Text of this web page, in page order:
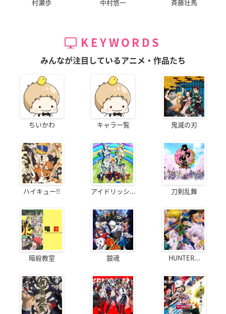
村瀬歩 中村悠一 斉藤壮馬
KEYWORDS
みんなが注目しているアニメ・作品たち
ちいかわ キャラ一覧 鬼滅の刃
ハイキュー!! アイドリッシ... 刀剣乱舞
暗殺教室 銀魂 HUNTER...